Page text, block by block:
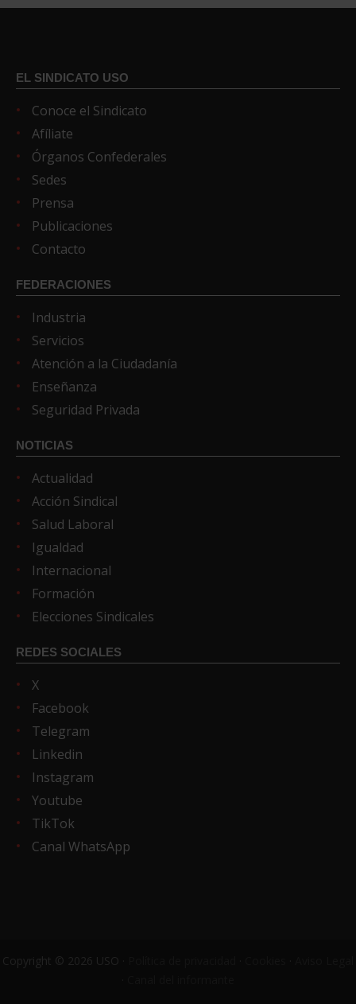
EL SINDICATO USO
Conoce el Sindicato
Afíliate
Órganos Confederales
Sedes
Prensa
Publicaciones
Contacto
FEDERACIONES
Industria
Servicios
Atención a la Ciudadanía
Enseñanza
Seguridad Privada
NOTICIAS
Actualidad
Acción Sindical
Salud Laboral
Igualdad
Internacional
Formación
Elecciones Sindicales
REDES SOCIALES
X
Facebook
Telegram
Linkedin
Instagram
Youtube
TikTok
Canal WhatsApp
Copyright © 2026 USO ·